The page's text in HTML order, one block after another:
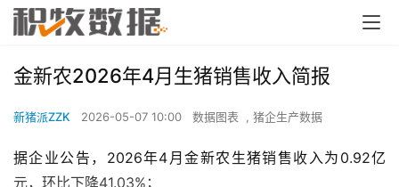
金新农2026年4月生猪销售收入简报
新猪派ZZK 2026-05-07 10:00 数据图表 , 猪企生产数据
据企业公告，2026年4月金新农生猪销售收入为0.92亿
元，环比下降41.03%；